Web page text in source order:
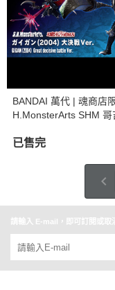
BANDAI 萬代 | 魂商店
H.MonsterArts SHM 哥
2021年9月)
已售完
請輸入 E-mail，即可訂閱或取